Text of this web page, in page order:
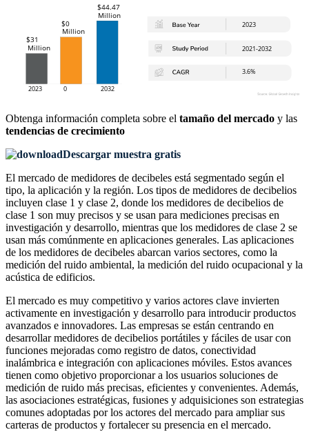
Obtenga información completa sobre el tamaño del mercado y las
tendencias de crecimiento
Descargar muestra gratis
El mercado de medidores de decibeles está segmentado según el
tipo, la aplicación y la región. Los tipos de medidores de decibelios
incluyen clase 1 y clase 2, donde los medidores de decibelios de
clase 1 son muy precisos y se usan para mediciones precisas en
investigación y desarrollo, mientras que los medidores de clase 2 se
usan más comúnmente en aplicaciones generales. Las aplicaciones
de los medidores de decibeles abarcan varios sectores, como la
medición del ruido ambiental, la medición del ruido ocupacional y la
acústica de edificios.
El mercado es muy competitivo y varios actores clave invierten
activamente en investigación y desarrollo para introducir productos
avanzados e innovadores. Las empresas se están centrando en
desarrollar medidores de decibelios portátiles y fáciles de usar con
funciones mejoradas como registro de datos, conectividad
inalámbrica e integración con aplicaciones móviles. Estos avances
tienen como objetivo proporcionar a los usuarios soluciones de
medición de ruido más precisas, eficientes y convenientes. Además,
las asociaciones estratégicas, fusiones y adquisiciones son estrategias
comunes adoptadas por los actores del mercado para ampliar sus
carteras de productos y fortalecer su presencia en el mercado.